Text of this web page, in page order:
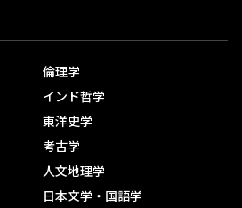
定期刊行物
紀要・論叢（最新号の内容含む）
受賞・表彰関係
プレスリリース
実施済のプロジェクト
倫理学
インド哲学
東洋史学
考古学
人文地理学
日本文学・国語学